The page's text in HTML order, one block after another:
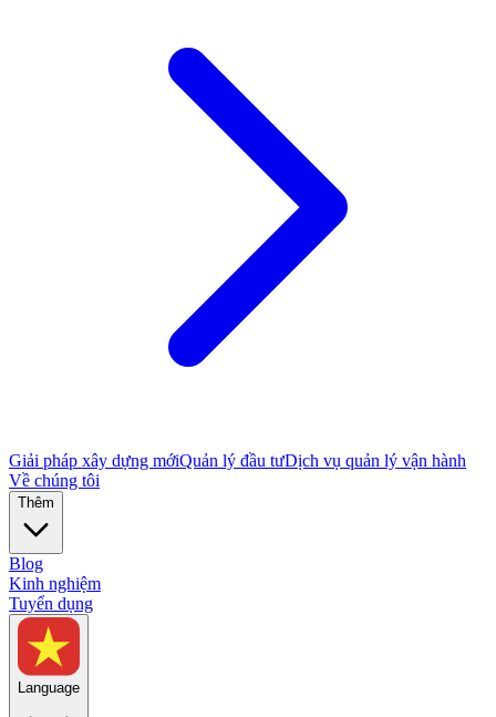
Giải pháp xây dựng mớiQuản lý đầu tưDịch vụ quản lý vận hành
Về chúng tôi
Thêm
Blog
Kinh nghiệm
Tuyển dụng
Language